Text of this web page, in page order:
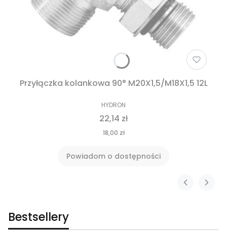
Przyłączka kolankowa 90° M20X1,5/M18X1,5 12L
HYDRON
22,14 zł
18,00 zł
Powiadom o dostępności
Bestsellery